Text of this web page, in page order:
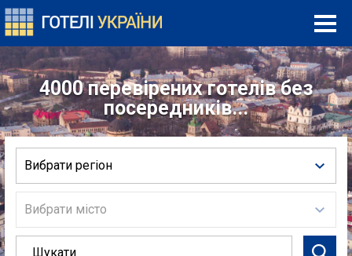
4000 перевірених готелів без
посередників...
Вибрати регіон
Вибрати місто